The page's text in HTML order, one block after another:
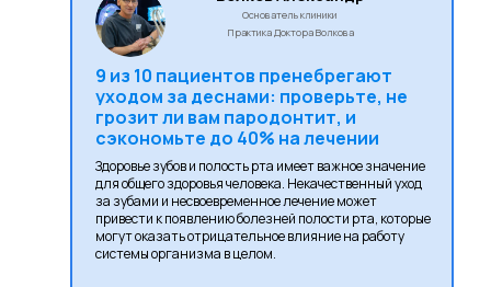
Основатель клиники
Практика Доктора Волкова
9 из 10 пациентов пренебрегают
уходом за деснами: проверьте, не
грозит ли вам пародонтит, и
сэкономьте до 40% на лечении
Здоровье зубов и полость рта имеет важное значение
для общего здоровья человека. Некачественный уход
за зубами и несвоевременное лечение может
привести к появлению болезней полости рта, которые
могут оказать отрицательное влияние на работу
системы организма в целом.